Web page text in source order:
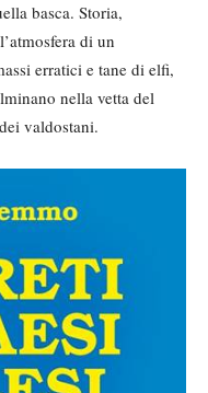
basca. Storia,
di un
erratici e tane di elfi,
nella vetta del
valdostani.